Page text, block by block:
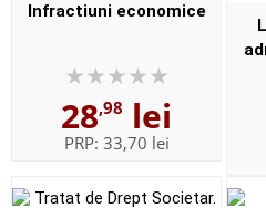
Infractiuni economice
28,98 lei
PRP: 33,70 lei